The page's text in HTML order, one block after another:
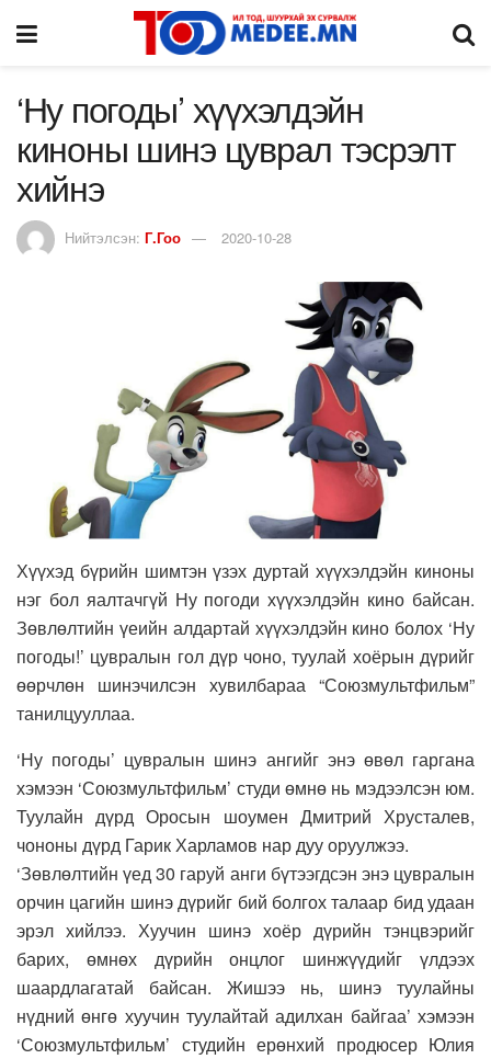
‘Ну погоды’ хүүхэлдэйн
киноны шинэ цуврал тэсрэлт
хийнэ
Нийтэлсэн: Г.Гоо 2020-10-28
Хүүхэд бүрийн шимтэн үзэх дуртай хүүхэлдэйн киноны
нэг бол яалтачгүй Ну погоди хүүхэлдэйн кино байсан.
Зөвлөлтийн үеийн алдартай хүүхэлдэйн кино болох ‘Ну
погоды!’ цувралын гол дүр чоно, туулай хоёрын дүрийг
өөрчлөн шинэчилсэн хувилбараа “Союзмультфильм”
танилцууллаа.
‘Ну погоды’ цувралын шинэ ангийг энэ өвөл гаргана
хэмээн ‘Союзмультфильм’ студи өмнө нь мэдээлсэн юм.
Туулайн дүрд Оросын шоумен Дмитрий Хрусталев,
чононы дүрд Гарик Харламов нар дуу оруулжээ.
‘Зөвлөлтийн үед 30 гаруй анги бүтээгдсэн энэ цувралын
орчин цагийн шинэ дүрийг бий болгох талаар бид удаан
эрэл хийлээ. Хуучин шинэ хоёр дүрийн тэнцвэрийг
барих, өмнөх дүрийн онцлог шинжүүдийг үлдээх
шаардлагатай байсан. Жишээ нь, шинэ туулайны
нүдний өнгө хуучин туулайтай адилхан байгаа’ хэмээн
‘Союзмультфильм’ студийн ерөнхий продюсер Юлия